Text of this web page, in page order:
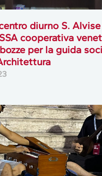
diurno S.
cooperativa
per la guida